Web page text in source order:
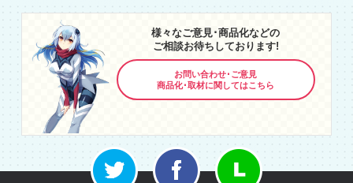
様々なご意見･商品化などの
ご相談お待ちしております!
お問い合わせ･ご意見
商品化･取材に関してはこちら